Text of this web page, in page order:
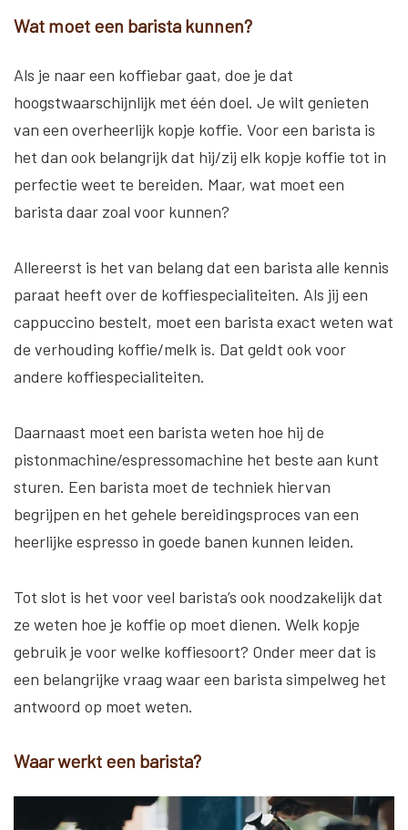
Wat moet een barista kunnen?
Als je naar een koffiebar gaat, doe je dat
hoogstwaarschijnlijk met één doel. Je wilt genieten
van een overheerlijk kopje koffie. Voor een barista is
het dan ook belangrijk dat hij/zij elk kopje koffie tot in
perfectie weet te bereiden. Maar, wat moet een
barista daar zoal voor kunnen?
Allereerst is het van belang dat een barista alle kennis
paraat heeft over de koffiespecialiteiten. Als jij een
cappuccino bestelt, moet een barista exact weten wat
de verhouding koffie/melk is. Dat geldt ook voor
andere koffiespecialiteiten.
Daarnaast moet een barista weten hoe hij de
pistonmachine/espressomachine het beste aan kunt
sturen. Een barista moet de techniek hiervan
begrijpen en het gehele bereidingsproces van een
heerlijke espresso in goede banen kunnen leiden.
Tot slot is het voor veel barista’s ook noodzakelijk dat
ze weten hoe je koffie op moet dienen. Welk kopje
gebruik je voor welke koffiesoort? Onder meer dat is
een belangrijke vraag waar een barista simpelweg het
antwoord op moet weten.
Waar werkt een barista?